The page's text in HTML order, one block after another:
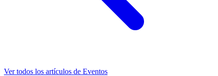
Ver todos los artículos de Eventos